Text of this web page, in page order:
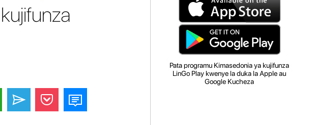
Pata programu Kimasedonia ya kujifunza
LinGo Play kwenye la duka la Apple au
Google Kucheza